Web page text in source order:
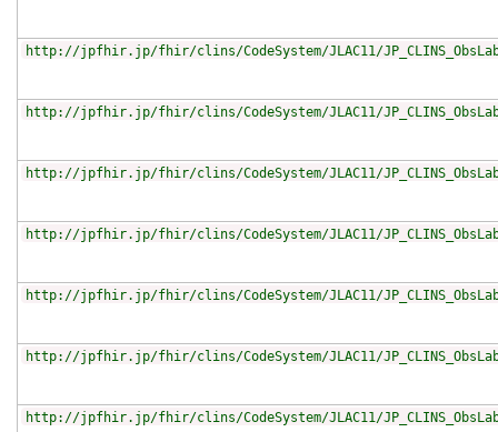
http://jpfhir.jp/fhir/clins/CodeSystem/JLAC11/
http://jpfhir.jp/fhir/clins/CodeSystem/JLAC11/
http://jpfhir.jp/fhir/clins/CodeSystem/JLAC11/
http://jpfhir.jp/fhir/clins/CodeSystem/JLAC11/
http://jpfhir.jp/fhir/clins/CodeSystem/JLAC11/
http://jpfhir.jp/fhir/clins/CodeSystem/JLAC11/
http://jpfhir.jp/fhir/clins/CodeSystem/JLAC11/